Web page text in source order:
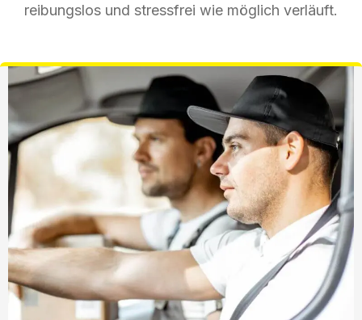
reibungslos und stressfrei wie möglich verläuft.